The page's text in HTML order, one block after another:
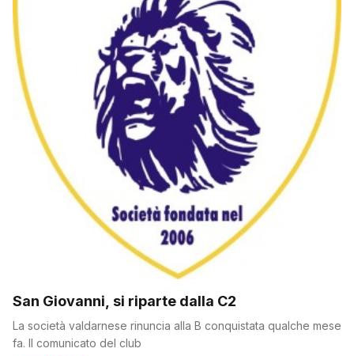
San Giovanni, si riparte dalla C2
La società valdarnese rinuncia alla B conquistata qualche mese
fa. Il comunicato del club